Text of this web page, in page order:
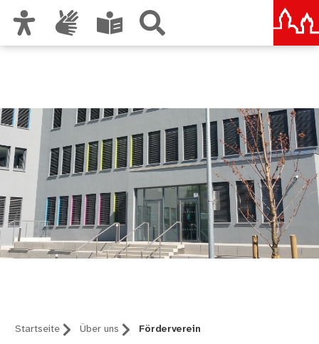
Startseite Über uns Förderverein